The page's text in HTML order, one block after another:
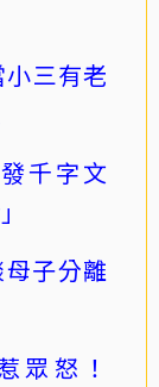
三有老
千字文
子分離
眾怒！